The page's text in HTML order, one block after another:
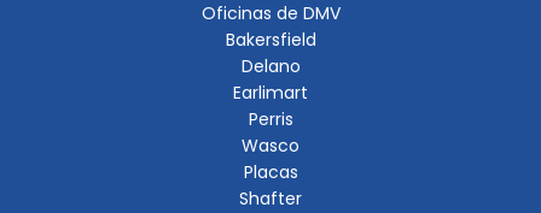
Oficinas de DMV
Bakersfield
Delano
Earlimart
Perris
Wasco
Placas
Shafter